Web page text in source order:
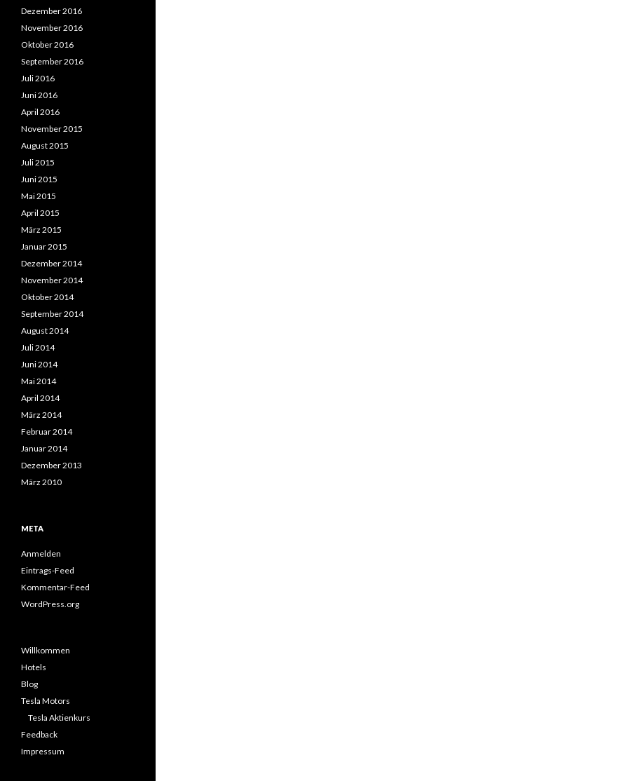
Dezember 2016
November 2016
Oktober 2016
September 2016
Juli 2016
Juni 2016
April 2016
November 2015
August 2015
Juli 2015
Juni 2015
Mai 2015
April 2015
März 2015
Januar 2015
Dezember 2014
November 2014
Oktober 2014
September 2014
August 2014
Juli 2014
Juni 2014
Mai 2014
April 2014
März 2014
Februar 2014
Januar 2014
Dezember 2013
März 2010
META
Anmelden
Eintrags-Feed
Kommentar-Feed
WordPress.org
Willkommen
Hotels
Blog
Tesla Motors
Tesla Aktienkurs
Feedback
Impressum